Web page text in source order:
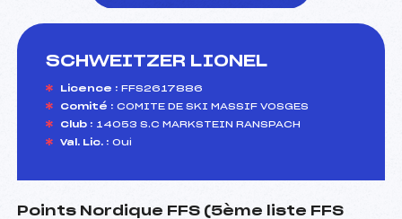
SCHWEITZER LIONEL
Licence : FFS2617886
Comité : COMITE DE SKI MASSIF VOSGES
Club : 14053 S.C MARKSTEIN RANSPACH
Val. Lic. : Oui
Points Nordique FFS (5ème liste FFS